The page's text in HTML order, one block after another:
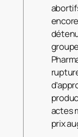
actes
prix